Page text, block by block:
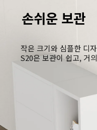
손쉬운 보관
작은 크기와 심플한 디
S20은 보관이 쉽고, 거